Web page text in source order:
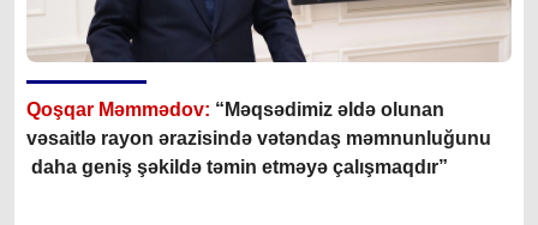
Qoşqar Məmmədov: “Məqsədimiz əldə olunan
vəsaitlə rayon ərazisində vətəndaş məmnunluğunu
daha geniş şəkildə təmin etməyə çalışmaqdır”